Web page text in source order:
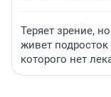
Теряет зрение,
живет
которого нет